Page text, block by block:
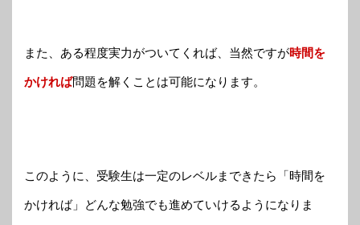
また、ある程度実力がついてくれば、当然ですが時間を
かければ問題を解くことは可能になります。
このように、受験生は一定のレベルまできたら「時間を
かければ」どんな勉強でも進めていけるようになりま